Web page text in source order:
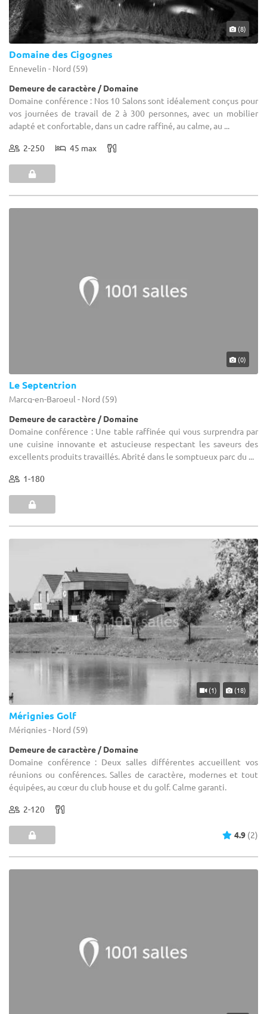
(8)
Domaine des Cigognes
Ennevelin - Nord (59)
Demeure de caractère / Domaine
Domaine conférence : Nos 10 Salons sont idéalement conçus pour
vos journées de travail de 2 à 300 personnes, avec un mobilier
adapté et confortable, dans un cadre raffiné, au calme, au ...
2-250 45 max
(0)
Le Septentrion
Marcq-en-Baroeul - Nord (59)
Demeure de caractère / Domaine
Domaine conférence : Une table raffinée qui vous surprendra par
une cuisine innovante et astucieuse respectant les saveurs des
excellents produits travaillés. Abrité dans le somptueux parc du ...
1-180
(1) (18)
Mérignies Golf
Mérignies - Nord (59)
Demeure de caractère / Domaine
Domaine conférence : Deux salles différentes accueillent vos
réunions ou conférences. Salles de caractère, modernes et tout
équipées, au cœur du club house et du golf. Calme garanti.
2-120
4.9 (2)